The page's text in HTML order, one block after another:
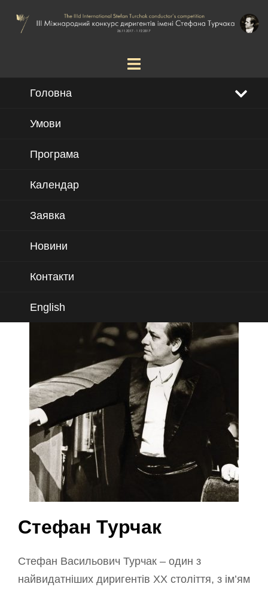
Головна
Умови
Програма
Календар
Заявка
Новини
Контакти
English
Стефан Турчак
Стефан Васильович Турчак – один з
найвидатніших диригентів XX століття, з ім’ям